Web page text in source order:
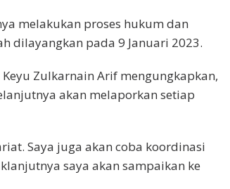
melakukan proses hukum dan
dilayangkan pada 9 Januari 2023.
Zulkarnain Arif mengungkapkan,
akan melaporkan setiap
Saya juga akan coba koordinasi
saya akan sampaikan ke